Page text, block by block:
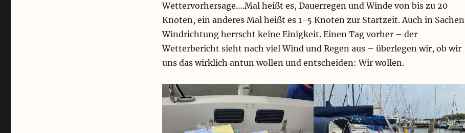
Wettervorhersage….Mal heißt es, Dauerregen und Winde von bis zu 20
Knoten, ein anderes Mal heißt es 1-5 Knoten zur Startzeit. Auch in Sachen
Windrichtung herrscht keine Einigkeit. Einen Tag vorher – der
Wetterbericht sieht nach viel Wind und Regen aus – überlegen wir, ob wir
uns das wirklich antun wollen und entscheiden: Wir wollen.